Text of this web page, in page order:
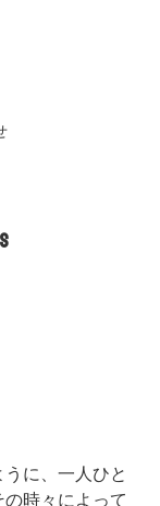
に、一人ひと
時々によって